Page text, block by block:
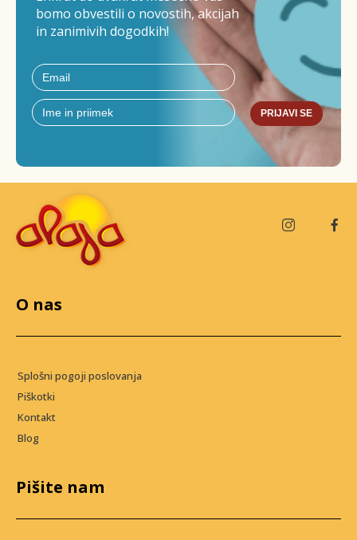
bomo obvestili o novostih, akcijah
in zanimivih dogodkih!
PRIJAVI SE
O nas
Splošni pogoji poslovanja
Piškotki
Kontakt
Blog
Pišite nam